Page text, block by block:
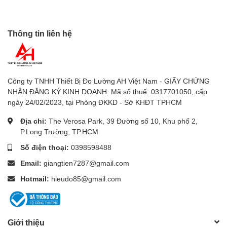
Phòng lab
Ngành bao bì
Điện tử chính xác
2. Thiết Kế Cầm Tay Dễ Sử Dụng
Khác với panme cần thao tác nhiều bước,
TECLOCK SM-112 chỉ cần:
Nhấn cần gạt
Đưa vật cần đo vào
Thả cần
Đọc kết quả
Quá trình đo nhanh, thuận tiện và tiết kiệm thời gian
kiểm tra hàng loạt.
Thông tin liên hệ
Công ty TNHH Thiết Bị Đo Lường AH Việt Nam - GIẤY CHỨNG
NHẬN ĐĂNG KÝ KINH DOANH: Mã số thuế: 0317701050, cấp
ngày 24/02/2023, tại Phòng ĐKKD - Sở KHĐT TPHCM
Địa chỉ: The Verosa Park, 39 Đường số 10, Khu phố 2,
P.Long Trường, TP.HCM
Số điện thoại: 0398598488
Email: giangtien7287@gmail.com
Hotmail: hieudo85@gmail.com
Giới thiệu